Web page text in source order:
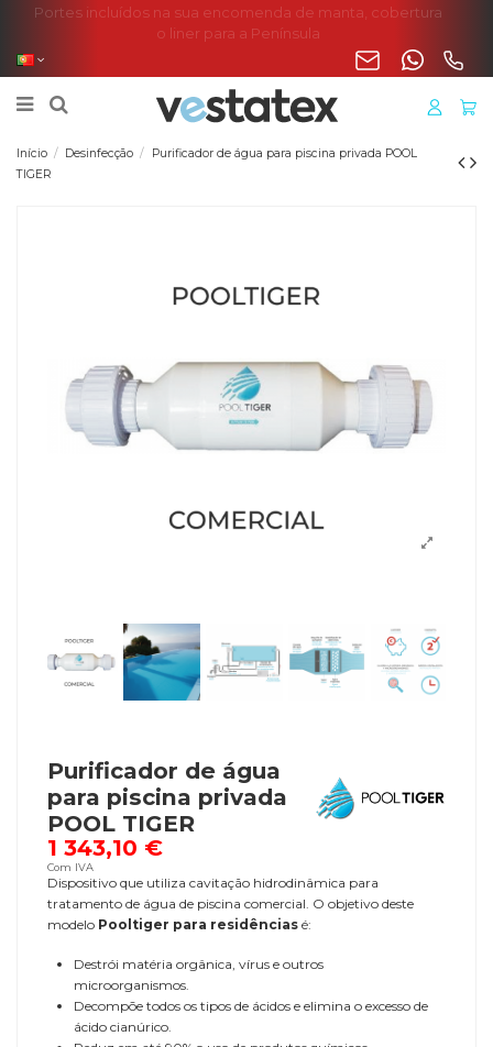
Portes incluídos na sua encomenda de manta, cobertura
o liner para a Península
Início Desinfecção
Purificador de água para piscina privada POOL
TIGER
Purificador de água
para piscina privada
POOL TIGER
1 343,10 €
Com IVA
Dispositivo que utiliza cavitação hidrodinâmica para
tratamento de água de piscina comercial. O objetivo deste
modelo Pooltiger para residências é:
Destrói matéria orgânica, vírus e outros
microorganismos.
Decompõe todos os tipos de ácidos e elimina o excesso de
ácido cianúrico.